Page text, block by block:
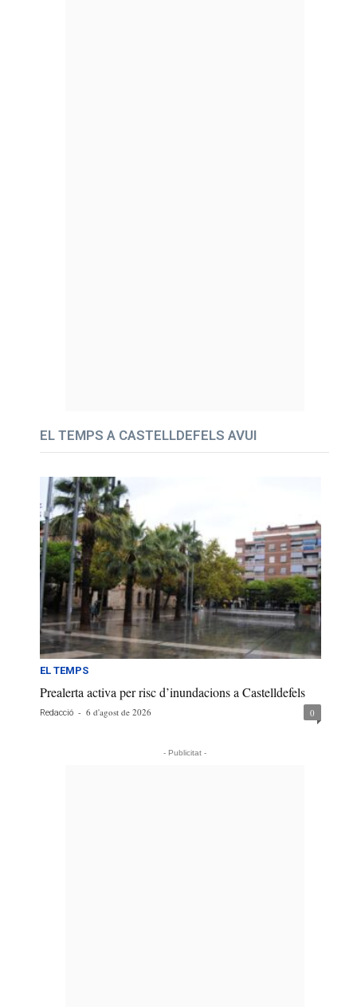
EL TEMPS A CASTELLDEFELS AVUI
EL TEMPS
Prealerta activa per risc d’inundacions a Castelldefels
Redacció - 6 d'agost de 2026 0
- Publicitat -